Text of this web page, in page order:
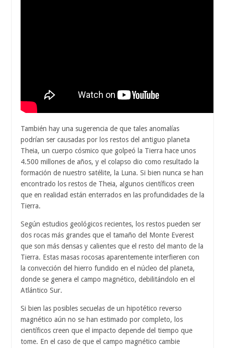
También hay una sugerencia de que tales anomalías
podrían ser causadas por los restos del antiguo planeta
Theia, un cuerpo cósmico que golpeó la Tierra hace unos
4.500 millones de años, y el colapso dio como resultado la
formación de nuestro satélite, la Luna. Si bien nunca se han
encontrado los restos de Theia, algunos científicos creen
que en realidad están enterrados en las profundidades de la
Tierra.
Según estudios geológicos recientes, los restos pueden ser
dos rocas más grandes que el tamaño del Monte Everest
que son más densas y calientes que el resto del manto de la
Tierra. Estas masas rocosas aparentemente interfieren con
la convección del hierro fundido en el núcleo del planeta,
donde se genera el campo magnético, debilitándolo en el
Atlántico Sur.
Si bien las posibles secuelas de un hipotético reverso
magnético aún no se han estimado por completo, los
científicos creen que el impacto depende del tiempo que
tome. En el caso de que el campo magnético cambie